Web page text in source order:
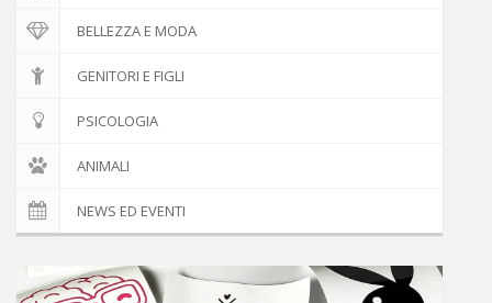
BELLEZZA E MODA
GENITORI E FIGLI
PSICOLOGIA
ANIMALI
NEWS ED EVENTI